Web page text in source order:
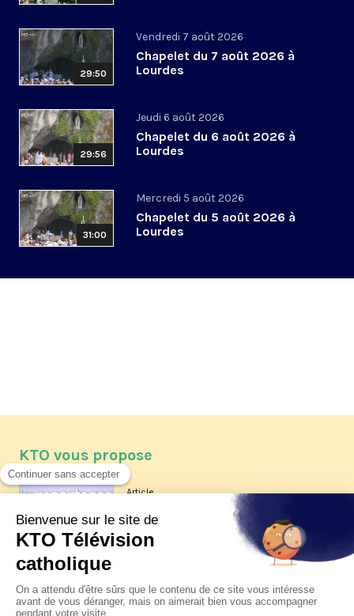
29:50
Vendredi 7 août 2026
Chapelet du 7 août 2026 à
Lourdes
29:56
Jeudi 6 août 2026
Chapelet du 6 août 2026 à
Lourdes
31:00
Mercredi 5 août 2026
Chapelet du 5 août 2026 à
Lourdes
KTO vous propose
Article
Les reportages d'été 2026 de KTO
La visite pastorale du pape Léon
XIV à Assise à suivre sur KTO le
jeudi 6 août